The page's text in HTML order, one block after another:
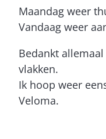
Maandag weer
Vandaag weer
Bedankt
vlakken.
Ik hoop weer
Veloma.